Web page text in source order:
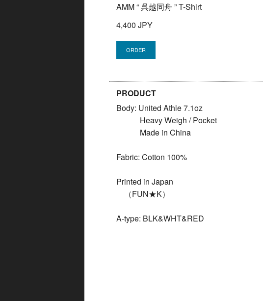
AMM “ 呉越同舟 ” T-Shirt
4,400 JPY
PRODUCT
Body: United Athle 7.1oz
Heavy Weigh / Pocket
Made in China
Fabric: Cotton 100%
Printed in Japan
（FUN★K）
A-type: BLK&WHT&RED